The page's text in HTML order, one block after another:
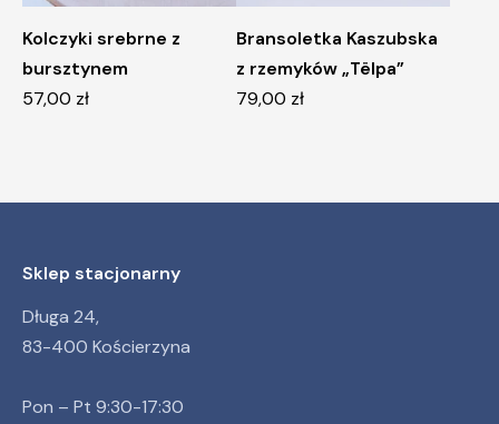
Kolczyki srebrne z
bursztynem
57,00 zł
Bransoletka Kaszubska
z rzemyków „Tëlpa”
79,00 zł
Sklep stacjonarny
Długa 24,
83-400 Kościerzyna
Pon – Pt 9:30-17:30